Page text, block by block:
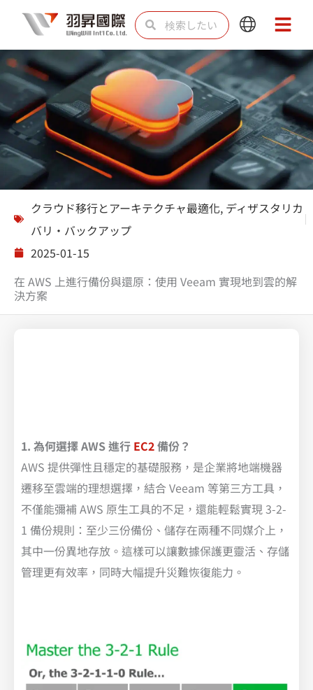
を
ス
キ
プ
検
索 索
Main
Menu
Main
Menu
ソリューション
クラウド移行とアーキテクチャ最適化, ディザスタリカ
バリ・バックアップ
2025-01-15
在 AWS 上進行備份與還原：使用 Veeam 實現地到雲的解
決方案
1. 為何選擇 AWS 進行 EC2備份？
AWS 提供彈性且穩定的基礎服務，是企業將地端機器
遷移至雲端的理想選擇，結合 Veeam 等第三方工具，
不僅能彌補 AWS 原生工具的不足，還能輕鬆實現 3-2-
1 備份規則：至少三份備份、儲存在兩種不同媒介上，
其中一份異地存放。這樣可以讓數據保護更靈活、存儲
管理更有效率，同時大幅提升災難恢復能力。